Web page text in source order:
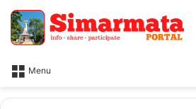
Menu